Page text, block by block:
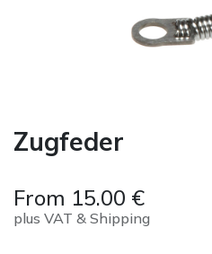
Zugfeder
From 15.00 €
plus VAT & Shipping